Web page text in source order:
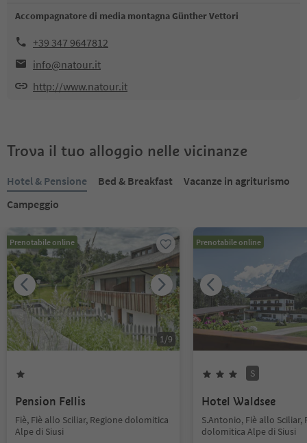
Accompagnatore di media montagna Günther Vettori
+39 347 9647812
info@natour.it
http://www.natour.it
Trova il tuo alloggio nelle vicinanze
Hotel & Pensione Bed & Breakfast
Vacanze in agriturismo
Campeggio
Prenotabile online
1/9
Pension Fellis
Fiè, Fiè allo Sciliar, Regione dolomitica
Alpe di Siusi
Prenotabile online
S
Hotel Waldsee
S.Antonio, Fiè allo Sciliar,
dolomitica Alpe di Siusi